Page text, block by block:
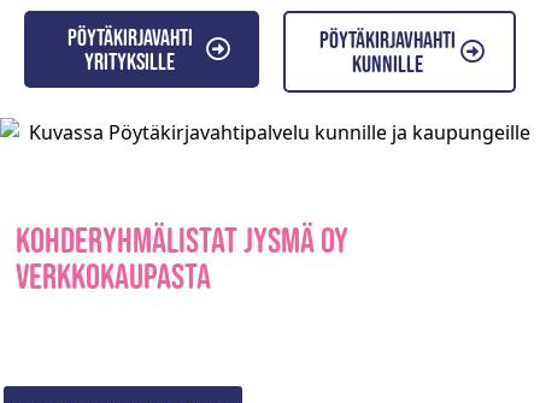
Pöytäkirjavahti
yrityksille
Pöytäkirjavhahti
kunnille
Kohderyhmälistat Jysmä Oy
verkkokaupasta